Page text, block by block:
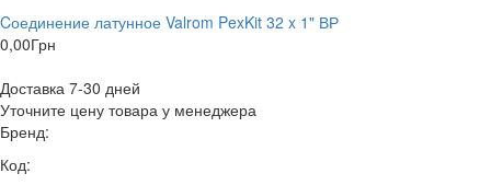
Cоединение латунное Valrom PexKit 32 x 1" ВР
0,00Грн
Доставка 7-30 дней
Уточните цену товара у менеджера
Бренд:
Код: